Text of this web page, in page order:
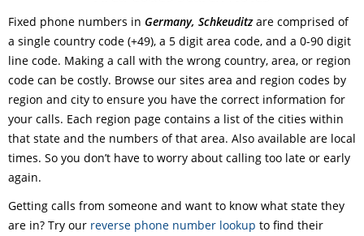
Fixed phone numbers in Germany, Schkeuditzare comprised of
a single country code (+49), a 5 digit area code, and a 0-90 digit
line code. Making a call with the wrong country, area, or region
code can be costly. Browse our sites area and region codes by
region and city to ensure you have the correct information for
your calls. Each region page contains a list of the cities within
that state and the numbers of that area. Also available are local
times. So you don’t have to worry about calling too late or early
again.
Getting calls from someone and want to know what state they
are in? Try our reverse phone number lookup to find their